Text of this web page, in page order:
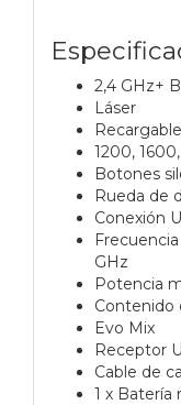
2,4 GHz+
Láser
Recargable
1200,
Botones
Rueda de
Conexión
GHz
Potencia
Contenido
Evo Mix
Receptor
Cable de
1 x Batería